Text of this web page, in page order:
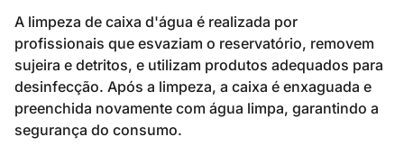
A limpeza de caixa d'água é realizada por
profissionais que esvaziam o reservatório, removem
sujeira e detritos, e utilizam produtos adequados para
desinfecção. Após a limpeza, a caixa é enxaguada e
preenchida novamente com água limpa, garantindo a
segurança do consumo.